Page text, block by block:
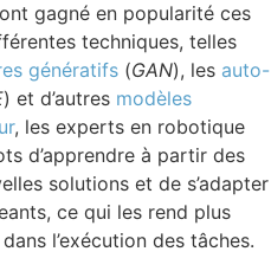
gagné en popularité ces
techniques, telles
génératifs (GAN), les auto-
) et d’autres modèles
, les experts en robotique
d’apprendre à partir des
solutions et de s’adapter
ce qui les rend plus
l’exécution des tâches.